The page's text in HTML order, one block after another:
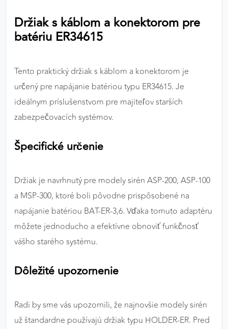
Držiak s káblom a konektorom pre
batériu ER34615
Tento praktický držiak s káblom a konektorom je
určený pre napájanie batériou typu ER34615. Je
ideálnym príslušenstvom pre majiteľov starších
zabezpečovacích systémov.
Špecifické určenie
Držiak je navrhnutý pre modely sirén ASP-200, ASP-100
a MSP-300, ktoré boli pôvodne prispôsobené na
napájanie batériou BAT-ER-3,6. Vďaka tomuto adaptéru
môžete jednoducho a efektívne obnoviť funkčnosť
vášho starého systému.
Dôležité upozornenie
Radi by sme vás upozornili, že najnovšie modely sirén
už štandardne používajú držiak typu HOLDER-ER. Pred
Google Analytics
MARKETINGOVÉ COOKIES
správania používateľov naprieč webovými
zobrazovať cielenú a relevantnú reklamu, a to na
Google Ads